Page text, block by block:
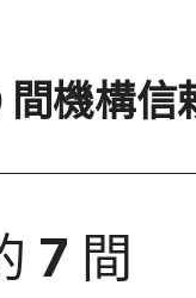
間​機構​信
7 間